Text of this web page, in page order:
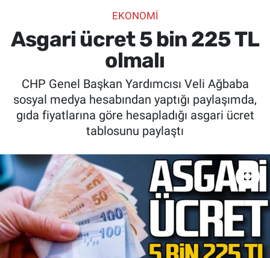
EKONOMİ
Asgari ücret 5 bin 225 TL
olmalı
CHP Genel Başkan Yardımcısı Veli Ağbaba
sosyal medya hesabından yaptığı paylaşımda,
gıda fiyatlarına göre hesapladığı asgari ücret
tablosunu paylaştı
SPOR
SAĞLIK